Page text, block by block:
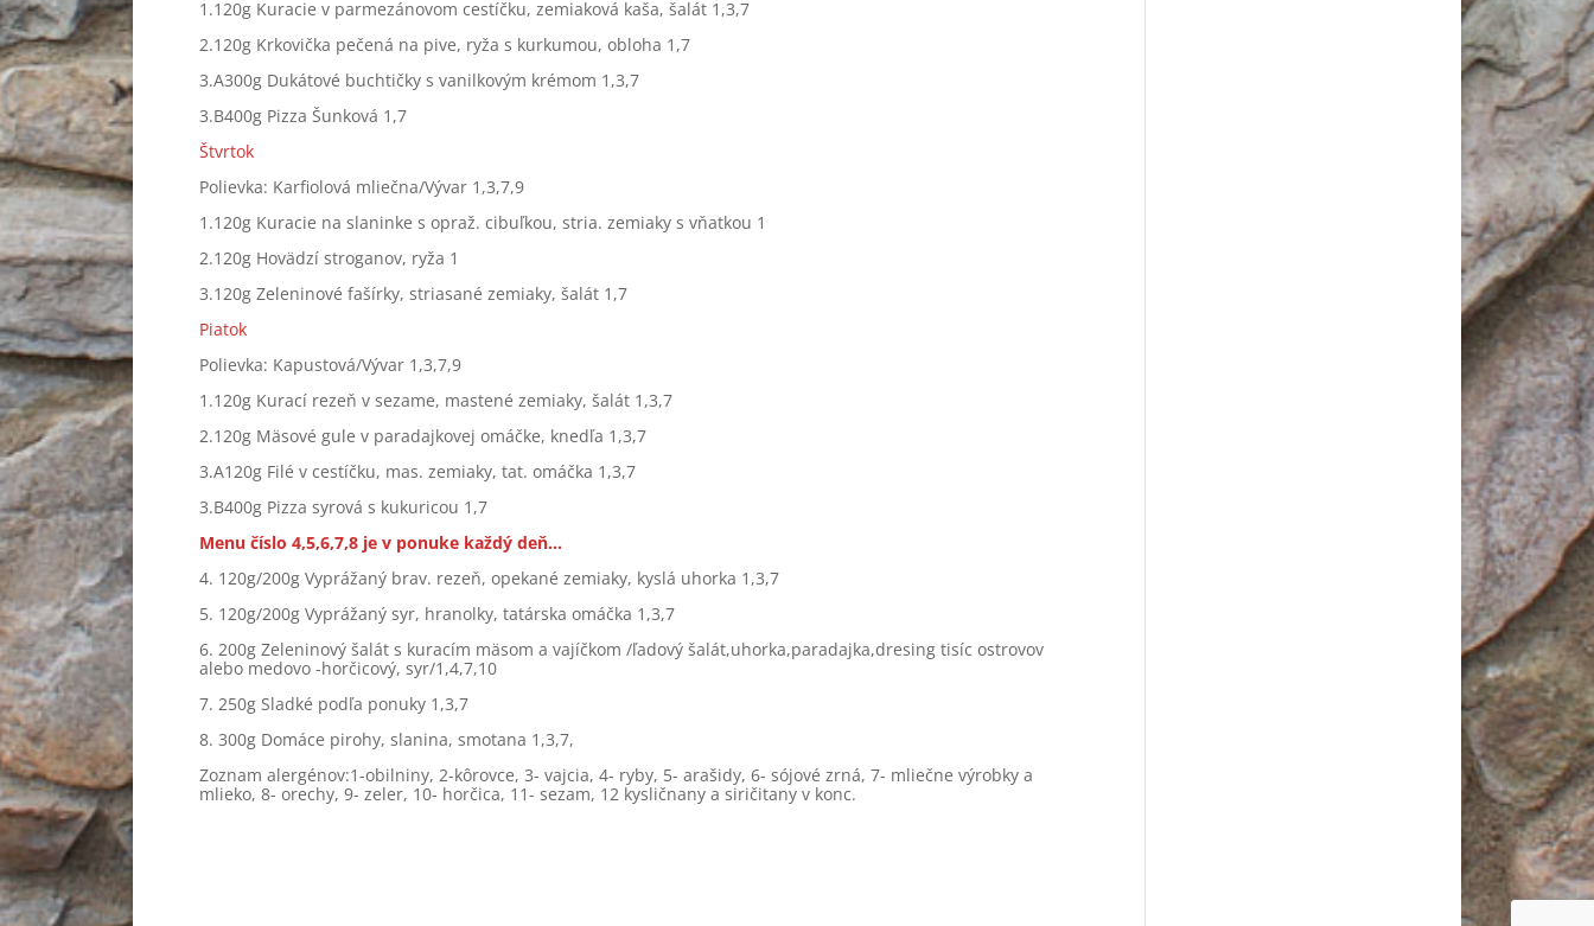
1.120g Kuracie v parmezánovom cestíčku, zemiaková kaša, šalát 1,3,7
2.120g Krkovička pečená na pive, ryža s kurkumou, obloha 1,7
3.A300g Dukátové buchtičky s vanilkovým krémom 1,3,7
3.B400g Pizza Šunková 1,7
Štvrtok
Polievka: Karfiolová mliečna/Vývar 1,3,7,9
1.120g Kuracie na slaninke s opraž. cibuľkou, stria. zemiaky s vňatkou 1
2.120g Hovädzí stroganov, ryža 1
3.120g Zeleninové fašírky, striasané zemiaky, šalát 1,7
Piatok
Polievka: Kapustová/Vývar 1,3,7,9
1.120g Kurací rezeň v sezame, mastené zemiaky, šalát 1,3,7
2.120g Mäsové gule v paradajkovej omáčke, knedľa 1,3,7
3.A120g Filé v cestíčku, mas. zemiaky, tat. omáčka 1,3,7
3.B400g Pizza syrová s kukuricou 1,7
Menu číslo 4,5,6,7,8 je v ponuke každý deň…
4. 120g/200g Vyprážaný brav. rezeň, opekané zemiaky, kyslá uhorka 1,3,7
5. 120g/200g Vyprážaný syr, hranolky, tatárska omáčka 1,3,7
6. 200g Zeleninový šalát s kuracím mäsom a vajíčkom /ľadový šalát,uhorka,paradajka,dresing tisíc ostrovov
alebo medovo -horčicový, syr/1,4,7,10
7. 250g Sladké podľa ponuky 1,3,7
8. 300g Domáce pirohy, slanina, smotana 1,3,7,
Zoznam alergénov:1-obilniny, 2-kôrovce, 3- vajcia, 4- ryby, 5- arašidy, 6- sójové zrná, 7- mliečne výrobky a
mlieko, 8- orechy, 9- zeler, 10- horčica, 11- sezam, 12 kysličnany a siričitany v konc.